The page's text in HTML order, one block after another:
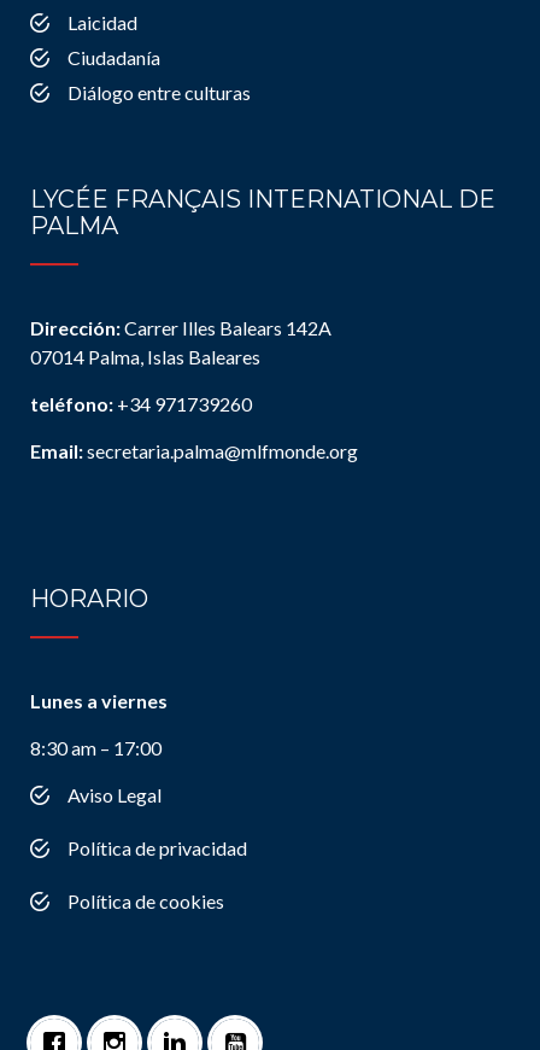
Laicidad
Ciudadanía
Diálogo entre culturas
LYCÉE FRANÇAIS INTERNATIONAL DE
PALMA
Dirección:Carrer Illes Balears 142A
07014 Palma, Islas Baleares
teléfono: +34 971739260
Email:secretaria.palma@mlfmonde.org
HORARIO
Lunes a viernes
8:30 am – 17:00
Aviso Legal
Política de privacidad
Política de cookies